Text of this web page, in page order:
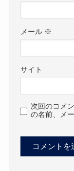
メール ※
サイト
次回のコメ
の名前、メ